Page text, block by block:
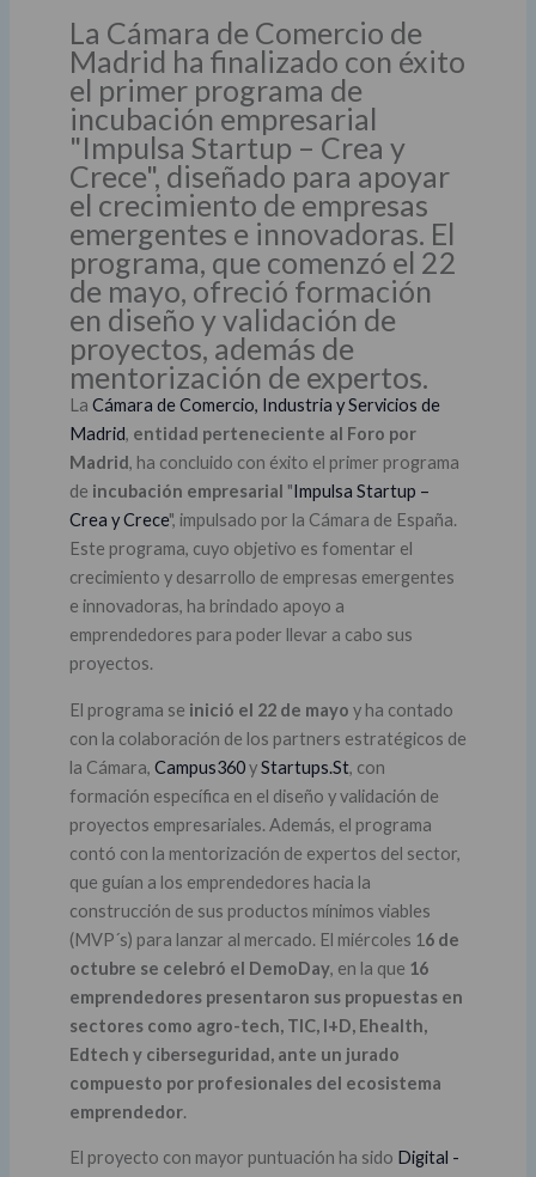
La Cámara de Comercio de
Madrid ha finalizado con éxito
el primer programa de
incubación empresarial
"Impulsa Startup – Crea y
Crece", diseñado para apoyar
el crecimiento de empresas
emergentes e innovadoras. El
programa, que comenzó el 22
de mayo, ofreció formación
en diseño y validación de
proyectos, además de
mentorización de expertos.
La Cámara de Comercio, Industria y Servicios de
Madrid, entidad perteneciente al Foro por
Madrid, ha concluido con éxito el primer programa
de incubación empresarial "Impulsa Startup –
Crea y Crece", impulsado por la Cámara de España.
Este programa, cuyo objetivo es fomentar el
crecimiento y desarrollo de empresas emergentes
e innovadoras, ha brindado apoyo a
emprendedores para poder llevar a cabo sus
proyectos.
El programa se inició el 22 de mayo y ha contado
con la colaboración de los partners estratégicos de
la Cámara, Campus360yStartups.St, con
formación específica en el diseño y validación de
proyectos empresariales. Además, el programa
contó con la mentorización de expertos del sector,
que guían a los emprendedores hacia la
construcción de sus productos mínimos viables
(MVP´s) para lanzar al mercado. El miércoles 1 6 de
octubre se celebró el DemoDay, en la que 16
emprendedores presentaron sus propuestas en
sectores como agro-tech, TIC, I+D, Ehealth,
Edtech y ciberseguridad, ante un jurado
compuesto por profesionales del ecosistema
emprendedor.
El proyecto con mayor puntuación ha sido Digital -